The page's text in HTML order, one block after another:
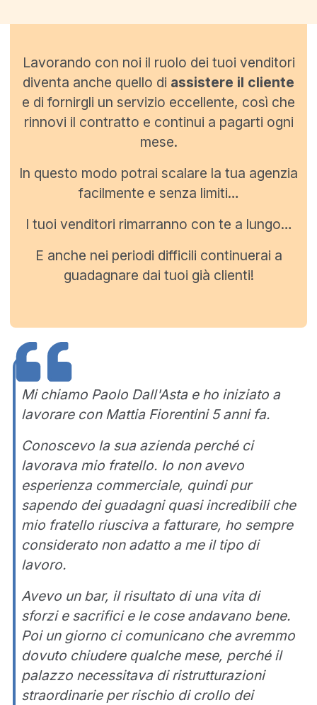
Lavorando con noi il ruolo dei tuoi venditori
diventa anche quello di assistere il cliente
e di fornirgli un servizio eccellente, così che
rinnovi il contratto e continui a pagarti ogni
mese.
In questo modo potrai scalare la tua agenzia
facilmente e senza limiti…
I tuoi venditori rimarranno con te a lungo…
E anche nei periodi difficili continuerai a
guadagnare dai tuoi già clienti!
Mi chiamo Paolo Dall'Asta e ho iniziato a
lavorare con Mattia Fiorentini 5 anni fa.
Conoscevo la sua azienda perché ci
lavorava mio fratello. Io non avevo
esperienza commerciale, quindi pur
sapendo dei guadagni quasi incredibili che
mio fratello riusciva a fatturare, ho sempre
considerato non adatto a me il tipo di
lavoro.
Avevo un bar, il risultato di una vita di
sforzi e sacrifici e le cose andavano bene.
Poi un giorno ci comunicano che avremmo
dovuto chiudere qualche mese, perché il
palazzo necessitava di ristrutturazioni
straordinarie per rischio di crollo dei